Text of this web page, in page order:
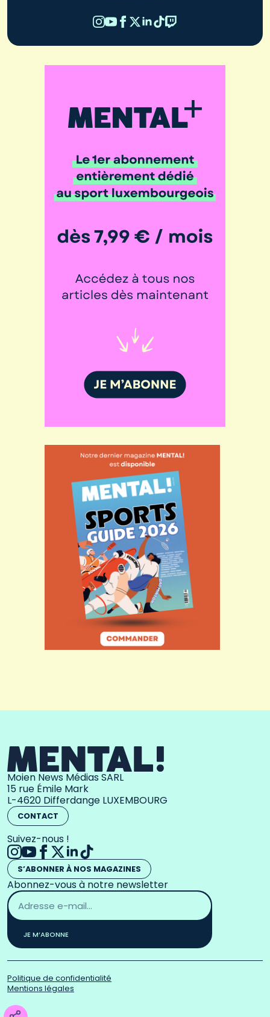
Moien News Médias SARL
15 rue Émile Mark
L-4620 Differdange LUXEMBOURG
CONTACT
Suivez-nous !
S’ABONNER À NOS MAGAZINES
Abonnez-vous à notre newsletter
Adresse
email
*
JE M’ABONNE
Politique de confidentialité
Mentions légales